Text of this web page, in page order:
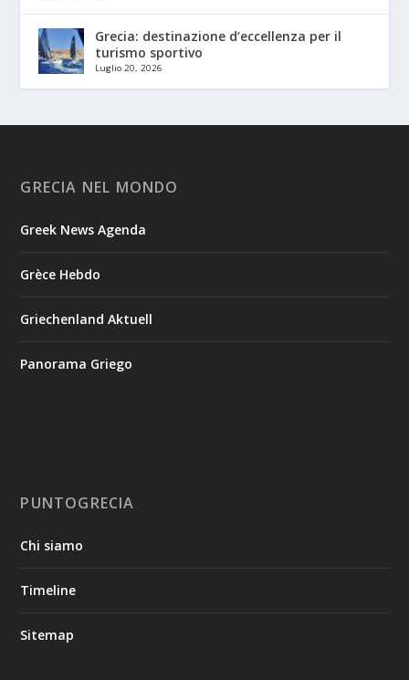
Grecia: destinazione d’eccellenza per il
turismo sportivo
Luglio 20, 2026
GRECIA NEL MONDO
Greek News Agenda
Grèce Hebdo
Griechenland Aktuell
Panorama Griego
PUNTOGRECIA
Chi siamo
Timeline
Sitemap